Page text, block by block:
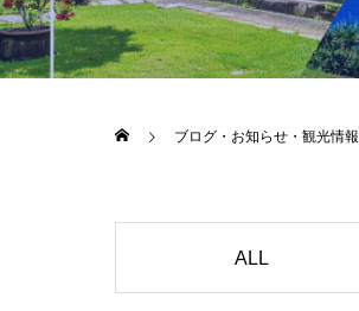
ブログ・お知らせ・観光情報
ALL